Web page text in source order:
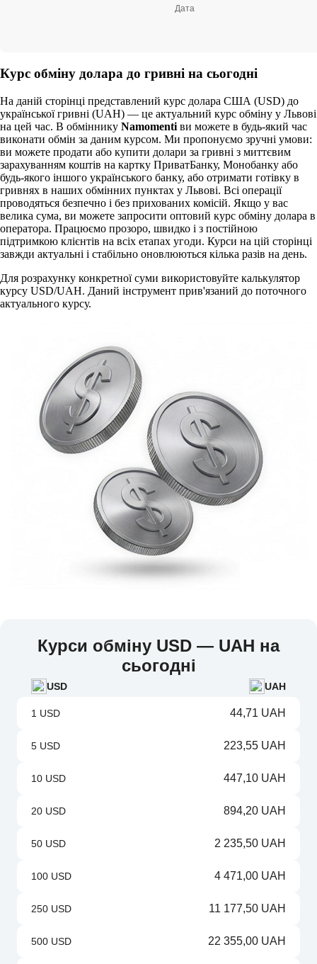
Курс обміну долара до гривні на сьогодні
На даній сторінці представлений курс долара США (USD) до
української гривні (UAH) — це актуальний курс обміну у Львові
на цей час. В обміннику Namomenti ви можете в будь-який час
виконати обмін за даним курсом. Ми пропонуємо зручні умови:
ви можете продати або купити долари за гривні з миттєвим
зарахуванням коштів на картку ПриватБанку, Монобанку або
будь-якого іншого українського банку, або отримати готівку в
гривнях в наших обмінних пунктах у Львові. Всі операції
проводяться безпечно і без прихованих комісій. Якщо у вас
велика сума, ви можете запросити оптовий курс обміну долара в
оператора. Працюємо прозоро, швидко і з постійною
підтримкою клієнтів на всіх етапах угоди. Курси на цій сторінці
завжди актуальні і стабільно оновлюються кілька разів на день.
Для розрахунку конкретної суми використовуйте калькулятор
курсу USD/UAH. Даний інструмент прив'язаний до поточного
актуального курсу.
Курси обміну USD — UAH на
сьогодні
USD UAH
1 USD 44,71 UAH
5 USD 223,55 UAH
10 USD 447,10 UAH
20 USD 894,20 UAH
50 USD 2 235,50 UAH
100 USD 4 471,00 UAH
250 USD 11 177,50 UAH
500 USD 22 355,00 UAH